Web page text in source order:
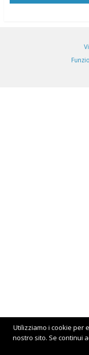
Utilizziamo i cookie per
nostro sito. Se continui